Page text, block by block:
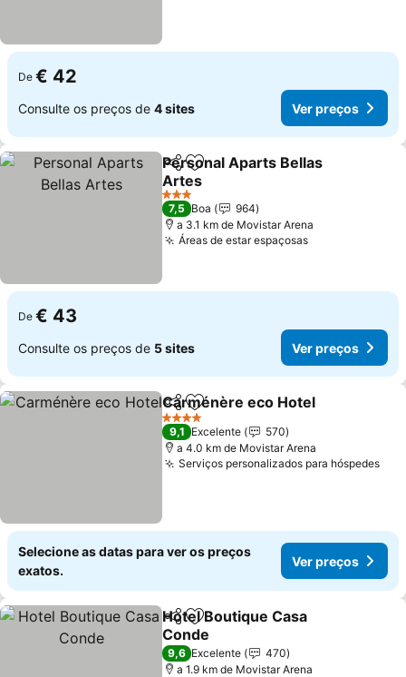
De € 42
Consulte os preços de 4 sites Ver preços
PartilharAdicionar aos favoritos
Personal Aparts Bellas
Artes
Ver preços
3 Estrelas
7,5 Boa
964
a 3.1 km de Movistar Arena
Áreas de estar espaçosasVer preços
De € 43
Consulte os preços de 5 sites Ver preços
PartilharAdicionar aos favoritos
Carménère eco Hotel
4 Estrelas
9,1 Excelente
570
a 4.0 km de Movistar Arena
Serviços personalizados para hóspedes
Selecione as datas para ver os preços
exatos.
Ver preços
PartilharAdicionar aos favoritos
Hotel Boutique Casa
Conde
Ver preços
9,6 Excelente
470
a 1.9 km de Movistar Arena